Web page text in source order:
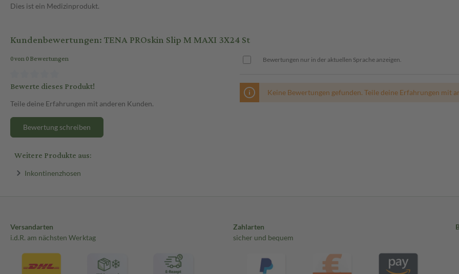
Dies ist ein Medizinprodukt.
Kundenbewertungen: TENA PROskin Slip M MAXI 3X24 St
0 von 0 Bewertungen
Bewerte dieses Produkt!
Teile deine Erfahrungen mit anderen Kunden.
Bewertung schreiben
Bewertungen nur in der aktuellen Sprache anzeigen.
Keine Bewertungen gefunden. Teile deine Erfahrungen mit
Weitere Produkte aus:
Inkontinenzhosen
Versandarten
i.d.R. am nächsten Werktag
Zahlarten
sicher und bequem